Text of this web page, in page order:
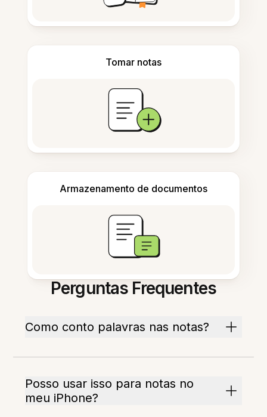
Tomar notas
Armazenamento de documentos
Perguntas Frequentes
Como conto palavras nas notas?
Posso usar isso para notas no
meu iPhone?